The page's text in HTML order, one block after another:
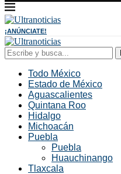
¡ANÚNCIATE!
Todo México
Estado de México
Aguascalientes
Quintana Roo
Hidalgo
Michoacán
Puebla
Puebla
Huauchinango
Tlaxcala